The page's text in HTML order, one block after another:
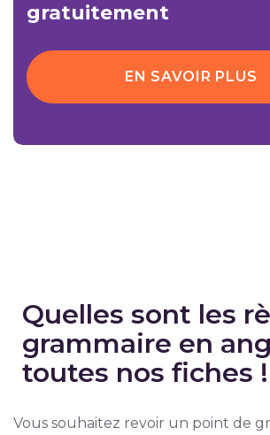
gratuitement
EN SAVOIR PLUS
Quelles sont les
grammaire en
toutes nos fiches !
Vous souhaitez revoir un point de